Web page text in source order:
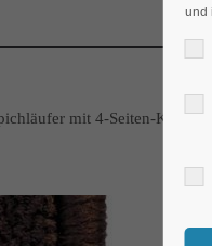
mit 4-Seiten-
und